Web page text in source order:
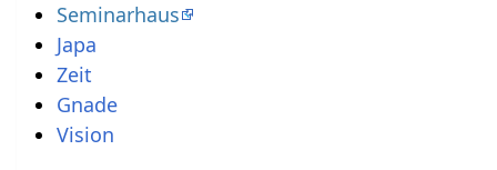
Seminarhaus
Japa
Zeit
Gnade
Vision